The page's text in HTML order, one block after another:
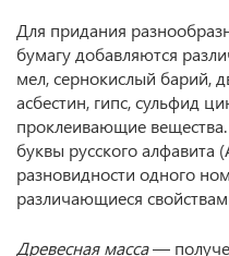
Для придания
бумагу добавляются
мел, сернокислый барий,
асбестин, гипс, сульфид
проклеивающие
буквы русского алфавита
разновидности одного
различающиеся
Древесная масса—